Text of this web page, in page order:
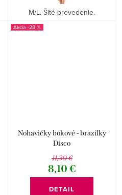
M/L. Šité prevedenie.
-28 %
Nohavičky bokové - brazilky
Disco
11,30 €
8,10 €
DETAIL